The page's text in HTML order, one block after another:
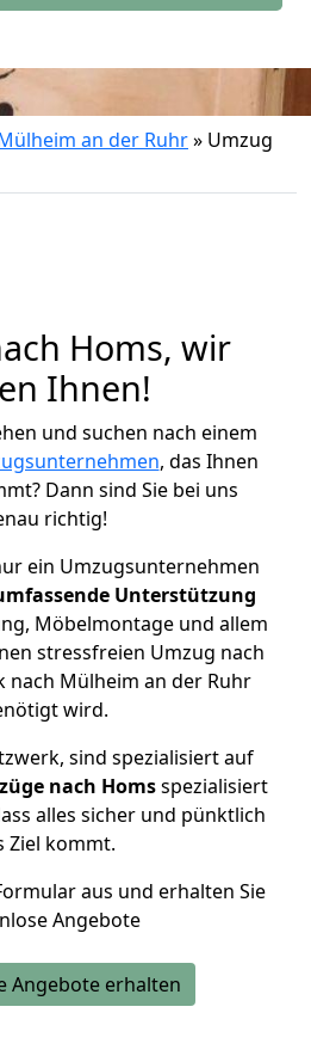
an der Ruhr» Umzug
Homs, wir
Ihnen!
und suchen nach einem
, das Ihnen
Dann sind Sie bei uns
richtig!
ein Umzugsunternehmen
Unterstützung
Möbelmontage und allem
stressfreien Umzug nach
nach Mülheim an der Ruhr
wird.
sind spezialisiert auf
nach Homsspezialisiert
alles sicher und pünktlich
Ziel kommt.
aus und erhalten Sie
Angebote
Angebote erhalten